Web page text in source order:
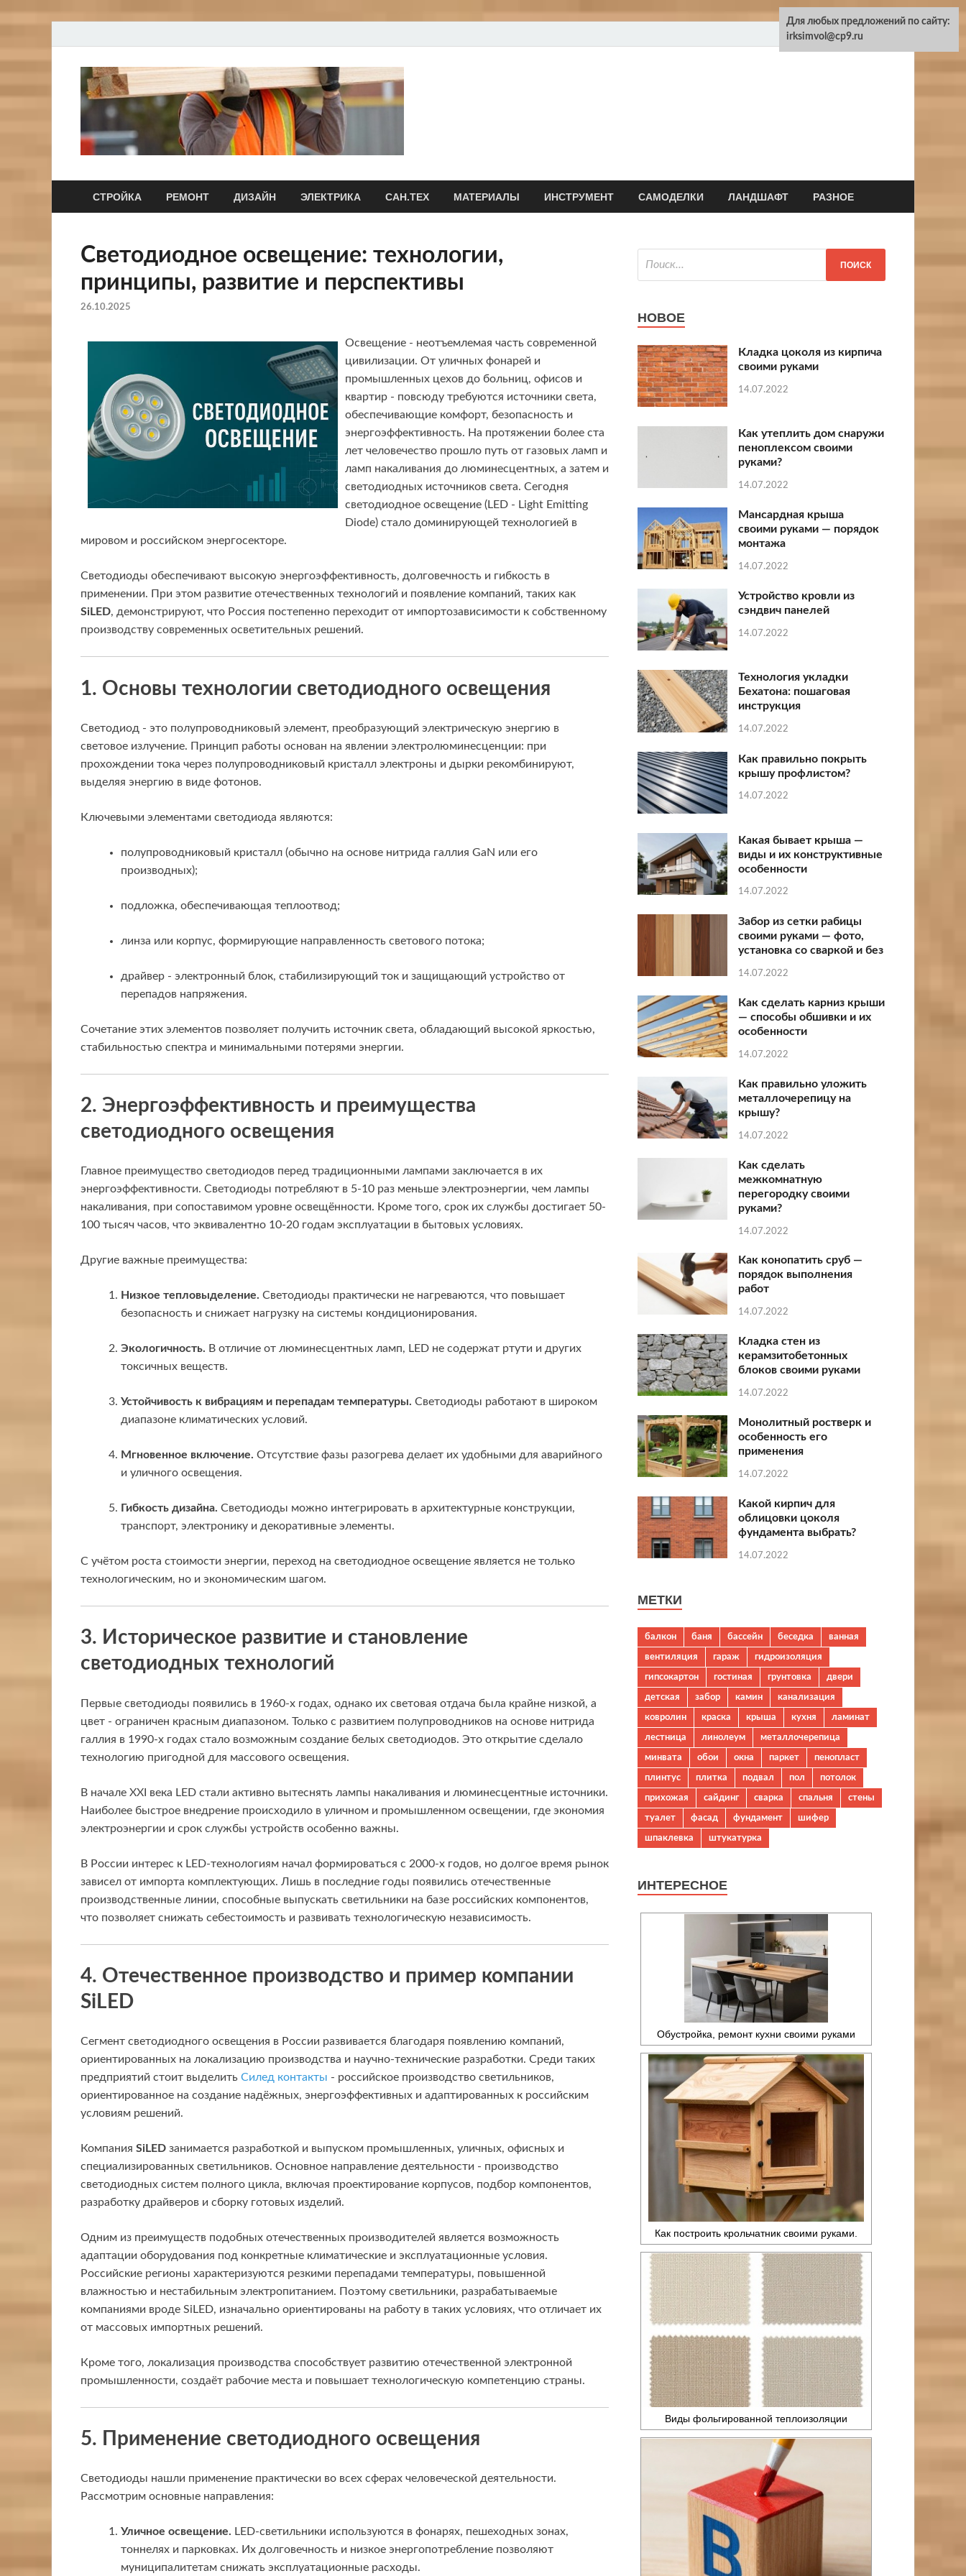
СТРОЙКА РЕМОНТ ДИЗАЙН ЭЛЕКТРИКА САН.ТЕХ МАТЕРИАЛЫ ИНСТРУМЕНТ САМОДЕЛКИ ЛАНДШАФТ РАЗНОЕ
Светодиодное освещение: технологии,
принципы, развитие и перспективы
26.10.2025
Освещение - неотъемлемая часть современной
цивилизации. От уличных фонарей и
промышленных цехов до больниц, офисов и
квартир - повсюду требуются источники света,
обеспечивающие комфорт, безопасность и
энергоэффективность. На протяжении более ста
лет человечество прошло путь от газовых ламп и
ламп накаливания до люминесцентных, а затем и
светодиодных источников света. Сегодня
светодиодное освещение (LED - Light Emitting
Diode) стало доминирующей технологией в
мировом и российском энергосекторе.
Светодиоды обеспечивают высокую энергоэффективность, долговечность и гибкость в
применении. При этом развитие отечественных технологий и появление компаний, таких как
SiLED, демонстрируют, что Россия постепенно переходит от импортозависимости к собственному
производству современных осветительных решений.
1. Основы технологии светодиодного освещения
Светодиод - это полупроводниковый элемент, преобразующий электрическую энергию в
световое излучение. Принцип работы основан на явлении электролюминесценции: при
прохождении тока через полупроводниковый кристалл электроны и дырки рекомбинируют,
выделяя энергию в виде фотонов.
Ключевыми элементами светодиода являются:
полупроводниковый кристалл (обычно на основе нитрида галлия GaN или его
производных);
подложка, обеспечивающая теплоотвод;
линза или корпус, формирующие направленность светового потока;
драйвер - электронный блок, стабилизирующий ток и защищающий устройство от
перепадов напряжения.
Сочетание этих элементов позволяет получить источник света, обладающий высокой яркостью,
стабильностью спектра и минимальными потерями энергии.
2. Энергоэффективность и преимущества
светодиодного освещения
Главное преимущество светодиодов перед традиционными лампами заключается в их
энергоэффективности. Светодиоды потребляют в 5-10 раз меньше электроэнергии, чем лампы
накаливания, при сопоставимом уровне освещённости. Кроме того, срок их службы достигает 50-
100 тысяч часов, что эквивалентно 10-20 годам эксплуатации в бытовых условиях.
Другие важные преимущества:
Низкое тепловыделение. Светодиоды практически не нагреваются, что повышает
безопасность и снижает нагрузку на системы кондиционирования.
Экологичность. В отличие от люминесцентных ламп, LED не содержат ртути и других
токсичных веществ.
Устойчивость к вибрациям и перепадам температуры. Светодиоды работают в широком
диапазоне климатических условий.
Мгновенное включение. Отсутствие фазы разогрева делает их удобными для аварийного
и уличного освещения.
Гибкость дизайна. Светодиоды можно интегрировать в архитектурные конструкции,
транспорт, электронику и декоративные элементы.
С учётом роста стоимости энергии, переход на светодиодное освещение является не только
технологическим, но и экономическим шагом.
3. Историческое развитие и становление
светодиодных технологий
Первые светодиоды появились в 1960-х годах, однако их световая отдача была крайне низкой, а
цвет - ограничен красным диапазоном. Только с развитием полупроводников на основе нитрида
галлия в 1990-х годах стало возможным создание белых светодиодов. Это открытие сделало
технологию пригодной для массового освещения.
В начале XXI века LED стали активно вытеснять лампы накаливания и люминесцентные источники.
Наиболее быстрое внедрение происходило в уличном и промышленном освещении, где экономия
электроэнергии и срок службы устройств особенно важны.
В России интерес к LED-технологиям начал формироваться с 2000-х годов, но долгое время рынок
зависел от импорта комплектующих. Лишь в последние годы появились отечественные
производственные линии, способные выпускать светильники на базе российских компонентов,
что позволяет снижать себестоимость и развивать технологическую независимость.
4. Отечественное производство и пример компании
SiLED
Сегмент светодиодного освещения в России развивается благодаря появлению компаний,
ориентированных на локализацию производства и научно-технические разработки. Среди таких
предприятий стоит выделить Силед контакты - российское производство светильников,
ориентированное на создание надёжных, энергоэффективных и адаптированных к российским
условиям решений.
Компания SiLED занимается разработкой и выпуском промышленных, уличных, офисных и
специализированных светильников. Основное направление деятельности - производство
светодиодных систем полного цикла, включая проектирование корпусов, подбор компонентов,
разработку драйверов и сборку готовых изделий.
Одним из преимуществ подобных отечественных производителей является возможность
адаптации оборудования под конкретные климатические и эксплуатационные условия.
Российские регионы характеризуются резкими перепадами температуры, повышенной
влажностью и нестабильным электропитанием. Поэтому светильники, разрабатываемые
компаниями вроде SiLED, изначально ориентированы на работу в таких условиях, что отличает их
от массовых импортных решений.
Кроме того, локализация производства способствует развитию отечественной электронной
промышленности, создаёт рабочие места и повышает технологическую компетенцию страны.
5. Применение светодиодного освещения
Светодиоды нашли применение практически во всех сферах человеческой деятельности.
Рассмотрим основные направления:
Уличное освещение. LED-светильники используются в фонарях, пешеходных зонах,
тоннелях и парковках. Их долговечность и низкое энергопотребление позволяют
муниципалитетам снижать эксплуатационные расходы.
НОВОЕ
Кладка цоколя из кирпича
своими руками
14.07.2022
Как утеплить дом снаружи
пеноплексом своими
руками?
14.07.2022
Мансардная крыша
своими руками — порядок
монтажа
14.07.2022
Устройство кровли из
сэндвич панелей
14.07.2022
Технология укладки
Бехатона: пошаговая
инструкция
14.07.2022
Как правильно покрыть
крышу профлистом?
14.07.2022
Какая бывает крыша —
виды и их конструктивные
особенности
14.07.2022
Забор из сетки рабицы
своими руками — фото,
установка со сваркой и без
14.07.2022
Как сделать карниз крыши
— способы обшивки и их
особенности
14.07.2022
Как правильно уложить
металлочерепицу на
крышу?
14.07.2022
Как сделать
межкомнатную
перегородку своими
руками?
14.07.2022
Как конопатить сруб —
порядок выполнения
работ
14.07.2022
Кладка стен из
керамзитобетонных
блоков своими руками
14.07.2022
Монолитный ростверк и
особенность его
применения
14.07.2022
Какой кирпич для
облицовки цоколя
фундамента выбрать?
14.07.2022
МЕТКИ
балкон баня бассейн беседка
ванная
вентиляция
гараж
гидроизоляция
гипсокартон
гостиная грунтовка
двери
детская
забор камин
канализация
ковролин
краска крыша кухня
ламинат
лестница
линолеум
металлочерепица
минвата
обои окна паркет
пенопласт
плинтус
плитка подвал пол
потолок
прихожая
сайдинг сварка спальня
стены
туалет
фасад фундамент
шифер
шпаклевка
штукатурка
ИНТЕРЕСНОЕ
Обустройка, ремонт кухни своими руками
Как построить крольчатник своими руками.
Виды фольгированной теплоизоляции
Для любых предложений по сайту:
irksimvol@cp9.ru